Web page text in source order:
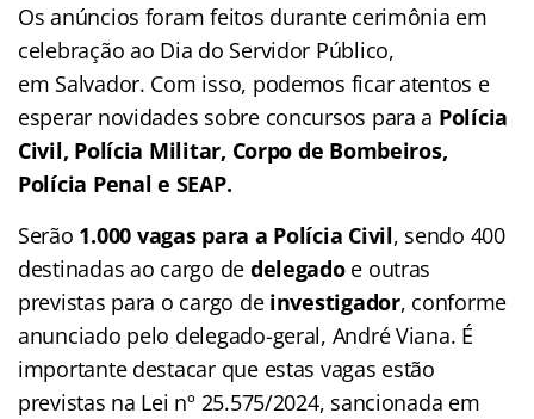
Os anúncios foram feitos durante cerimônia em
celebração ao Dia do Servidor Público,
em Salvador. Com isso, podemos ficar atentos e
esperar novidades sobre concursos para a Polícia
Civil, Polícia Militar, Corpo de Bombeiros,
Polícia Penal e SEAP.
Serão 1.000 vagas para a Polícia Civil, sendo 400
destinadas ao cargo de delegadoe outras
previstas para o cargo de investigador, conforme
anunciado pelo delegado-geral, André Viana. É
importante destacar que estas vagas estão
previstas na Lei nº 25.575/2024, sancionada em